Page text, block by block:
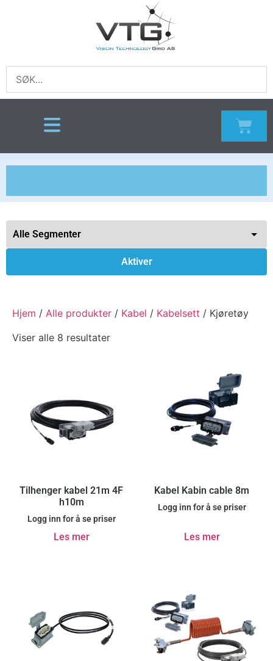
Aktiver
Hjem / Alle produkter / Kabel / Kabelsett / Kjøretøy
Viser alle 8 resultater
Tilhenger kabel 21m 4F
h10m
Logg inn for å se priser
Les mer
Kabel Kabin cable 8m
Logg inn for å se priser
Les mer